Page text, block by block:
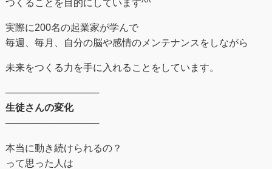
つくることを目的にしています^^
実際に200名の起業家が学んで
毎週、毎月、自分の脳や感情のメンテナンスをしながら
未来をつくる⼒を手に入れることをしています。
──────────────
生徒さんの変化
──────────────
本当に動き続けられるの？
って思った人は